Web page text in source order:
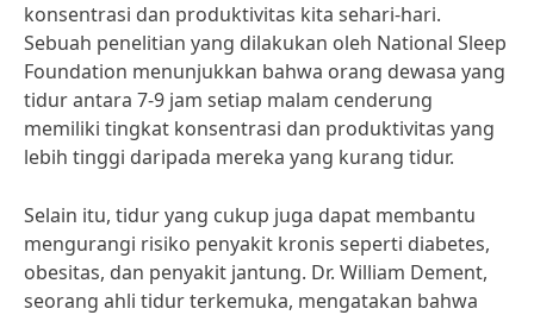
konsentrasi dan produktivitas kita sehari-hari.
Sebuah penelitian yang dilakukan oleh National Sleep
Foundation menunjukkan bahwa orang dewasa yang
tidur antara 7-9 jam setiap malam cenderung
memiliki tingkat konsentrasi dan produktivitas yang
lebih tinggi daripada mereka yang kurang tidur.
Selain itu, tidur yang cukup juga dapat membantu
mengurangi risiko penyakit kronis seperti diabetes,
obesitas, dan penyakit jantung. Dr. William Dement,
seorang ahli tidur terkemuka, mengatakan bahwa